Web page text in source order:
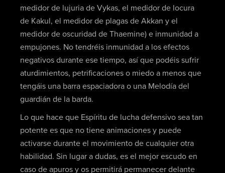
medidor de lujuria de Vykas, el medidor de locura
de Kakul, el medidor de plagas de Akkan y el
medidor de oscuridad de Thaemine) e inmunidad a
empujones. No tendréis inmunidad a los efectos
negativos durante ese tiempo, así que podéis sufrir
aturdimientos, petrificaciones o miedo a menos que
tengáis una barra espaciadora o una Melodía del
guardián de la barda.
Lo que hace que Espíritu de lucha defensivo sea tan
potente es que no tiene animaciones y puede
activarse durante el movimiento de cualquier otra
habilidad. Sin lugar a dudas, es el mejor escudo en
caso de apuros y os permitirá permanecer delante